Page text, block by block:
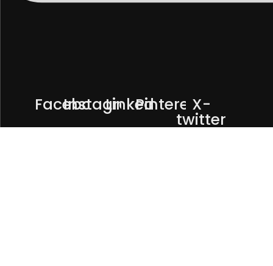
Facebook
Instagram
Linkedin
PinterestX-
twitter